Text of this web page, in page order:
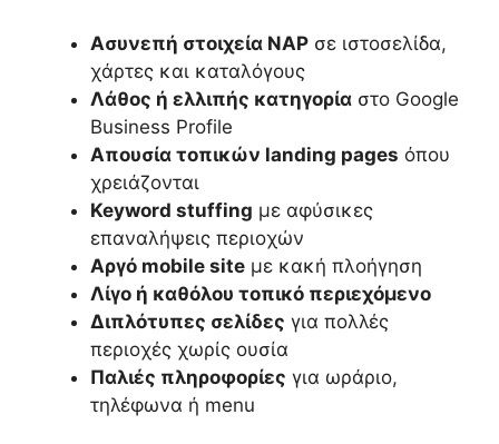
Ασυνεπή στοιχεία NAP σε ιστοσελίδα,
χάρτες και καταλόγους
Λάθος ή ελλιπής κατηγορία στο Google
Business Profile
Απουσία τοπικών landing pages όπου
χρειάζονται
Keyword stuffing με αφύσικες
επαναλήψεις περιοχών
Αργό mobile site με κακή πλοήγηση
Λίγο ή καθόλου τοπικό περιεχόμενο
Διπλότυπες σελίδες για πολλές
περιοχές χωρίς ουσία
Παλιές πληροφορίες για ωράριο,
τηλέφωνα ή menu